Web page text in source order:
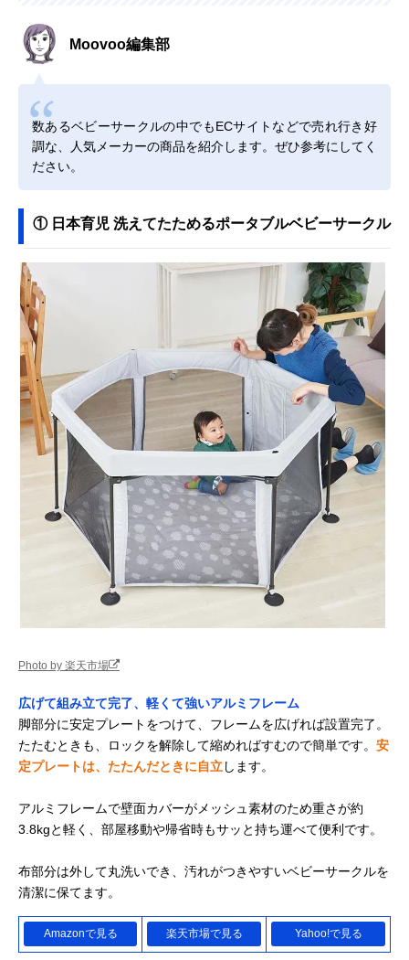
Moovoo編集部
数あるベビーサークルの中でもECサイトなどで売れ行き好
調な、人気メーカーの商品を紹介します。ぜひ参考にしてく
ださい。
① 日本育児 洗えてたためるポータブルベビーサークル
Photo by 楽天市場
広げて組み立て完了、軽くて強いアルミフレーム
脚部分に安定プレートをつけて、フレームを広げれば設置完了。
たたむときも、ロックを解除して縮めればすむので簡単です。 安
定プレートは、たたんだときに自立します。
アルミフレームで壁面カバーがメッシュ素材のため重さが約
3.8kgと軽く、部屋移動や帰省時もサッと持ち運べて便利です。
布部分は外して丸洗いでき、汚れがつきやすいベビーサークルを
清潔に保てます。
Amazonで見る 楽天市場で見る Yahoo!で見る